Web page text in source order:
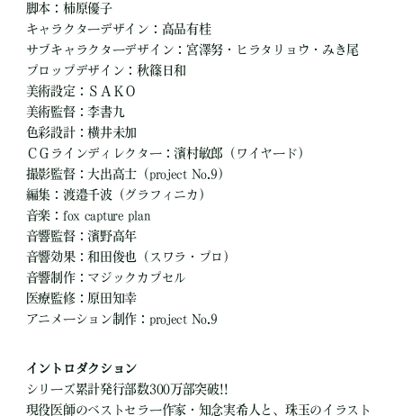
脚本：柿原優子
キャラクターデザイン：高品有桂
サブキャラクターデザイン：宮澤努・ヒラタリョウ・みき尾
プロップデザイン：秋篠日和
美術設定：ＳＡＫＯ
美術監督：李書九
色彩設計：横井未加
ＣＧラインディレクター：濱村敏郎（ワイヤード）
撮影監督：大出高士（project No.9）
編集：渡邉千波（グラフィニカ）
音楽：fox capture plan
音響監督：濱野高年
音響効果：和田俊也（スワラ・プロ）
音響制作：マジックカプセル
医療監修：原田知幸
アニメーション制作：project No.9
イントロダクション
シリーズ累計発行部数300万部突破!!
現役医師のベストセラー作家・知念実希人と、珠玉のイラスト